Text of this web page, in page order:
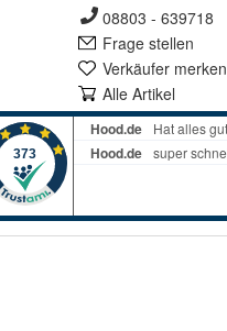
08803 - 639718
Frage stellen
Verkäufer merken
Alle Artikel